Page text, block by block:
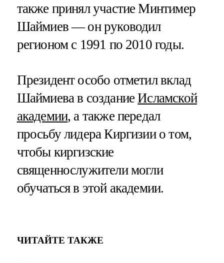
также принял участие Минтимер
Шаймиев — он руководил
регионом с 1991 по 2010 годы.
Президент особо отметил вклад
Шаймиева в созданиеИсламской
академии, а также передал
просьбу лидера Киргизии о том,
чтобы киргизские
священнослужители могли
обучаться в этой академии.
ЧИТАЙТЕ ТАКЖЕ